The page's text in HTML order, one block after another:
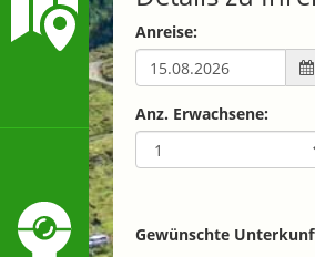
Anreise:
Anz. Erwachsene:
Gewünschte